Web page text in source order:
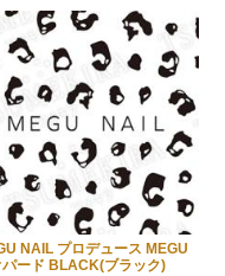
NAIL プロデュース MEGU
パード BLACK(ブラック)